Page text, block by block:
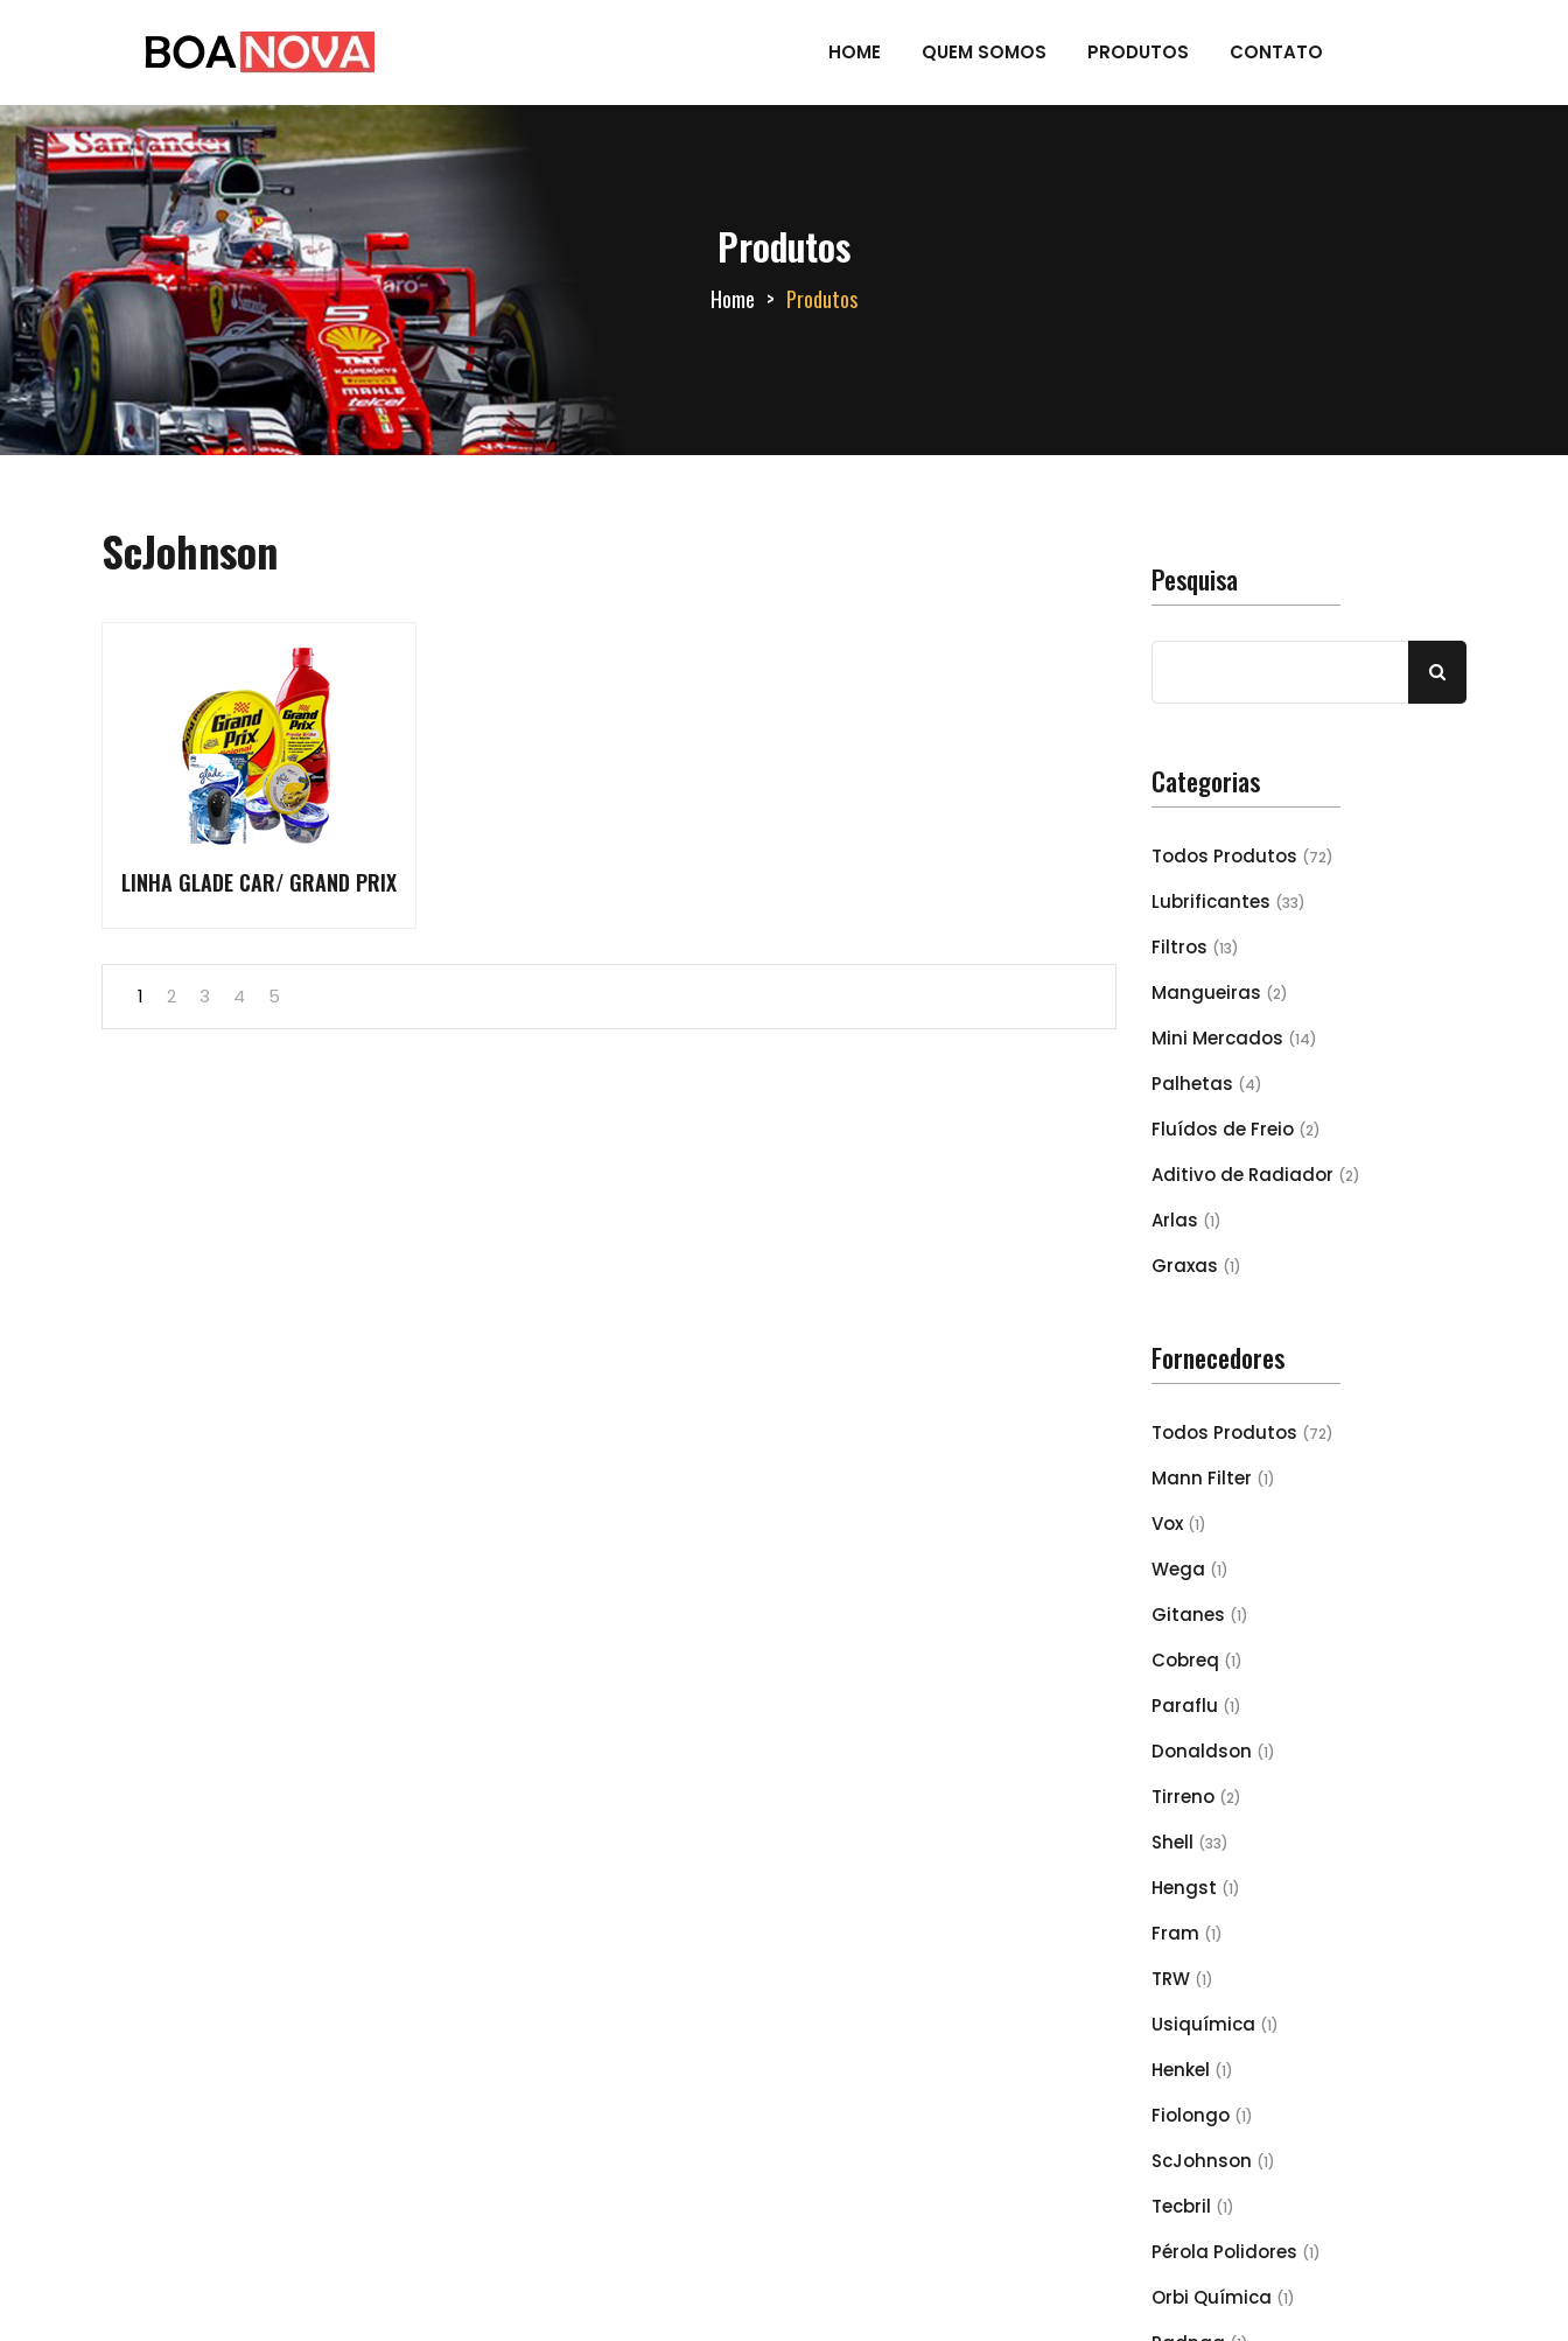
HOME QUEM SOMOS PRODUTOS CONTATO
Produtos
Home Produtos
ScJohnson
LINHA GLADE CAR/ GRAND PRIX
1 2 3 4 5
Pesquisa
Categorias
Todos Produtos (72)
Lubrificantes (33)
Filtros (13)
Mangueiras (2)
Mini Mercados (14)
Palhetas (4)
Fluídos de Freio (2)
Aditivo de Radiador (2)
Arlas (1)
Graxas (1)
Fornecedores
Todos Produtos (72)
Mann Filter (1)
Vox (1)
Wega (1)
Gitanes (1)
Cobreq (1)
Paraflu (1)
Donaldson (1)
Tirreno (2)
Shell (33)
Hengst (1)
Fram (1)
TRW (1)
Usiquímica (1)
Henkel (1)
Fiolongo (1)
ScJohnson (1)
Tecbril (1)
Pérola Polidores (1)
Orbi Química (1)